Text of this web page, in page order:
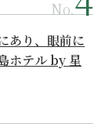
No.
あり、眼前に
ホテル by 星